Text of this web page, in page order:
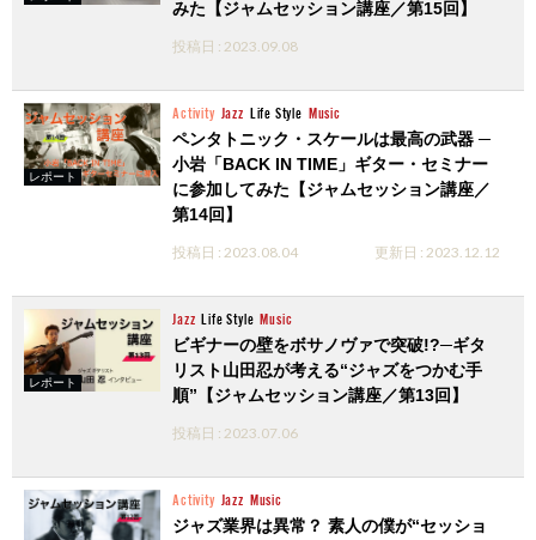
みた【ジャムセッション講座／第15回】
投稿日 : 2023.09.08
レポート
Activity Jazz Life Style Music
ペンタトニック・スケールは最高の武器 ─
小岩「BACK IN TIME」ギター・セミナー
に参加してみた【ジャムセッション講座／
第14回】
投稿日 : 2023.08.04 更新日 : 2023.12.12
レポート
Jazz Life Style Music
ビギナーの壁をボサノヴァで突破!?─ギタ
リスト山田忍が考える“ジャズをつかむ手
順”【ジャムセッション講座／第13回】
投稿日 : 2023.07.06
Activity Jazz Music
ジャズ業界は異常？ 素人の僕が“セッショ